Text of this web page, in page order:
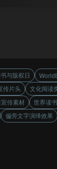
与版权日
传片头 文化阅读
传素材 世界读
偏旁文字演绎效果